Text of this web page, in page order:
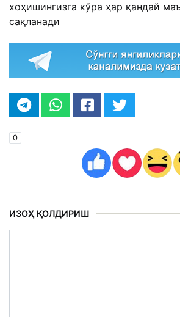
хоҳишингизга кўра ҳар қандай
сақланади
0
ИЗОҲ ҚОЛДИРИШ